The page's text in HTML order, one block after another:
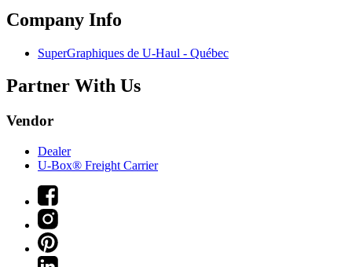
Company Info
SuperGraphiques de U-Haul - Québec
Partner With Us
Vendor
Dealer
U-Box® Freight Carrier